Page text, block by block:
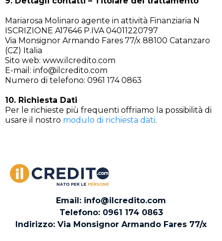
Mariarosa Molinaro agente in attività Finanziaria N
ISCRIZIONE A17646 P.IVA 04011220797
Via Monsignor Armando Fares 77/x 88100 Catanzaro
(CZ) Italia
Sito web: www.ilcredito.com
E-mail: info@ilcredito.com
Numero di telefono: 0961 174 0863
10. Richiesta Dati
Per le richieste più frequenti offriamo la possibilità di
usare il nostro modulo di richiesta dati.
Email: info@ilcredito.com
Telefono: 0961 174 0863
Indirizzo: Via Monsignor Armando Fares 77/x